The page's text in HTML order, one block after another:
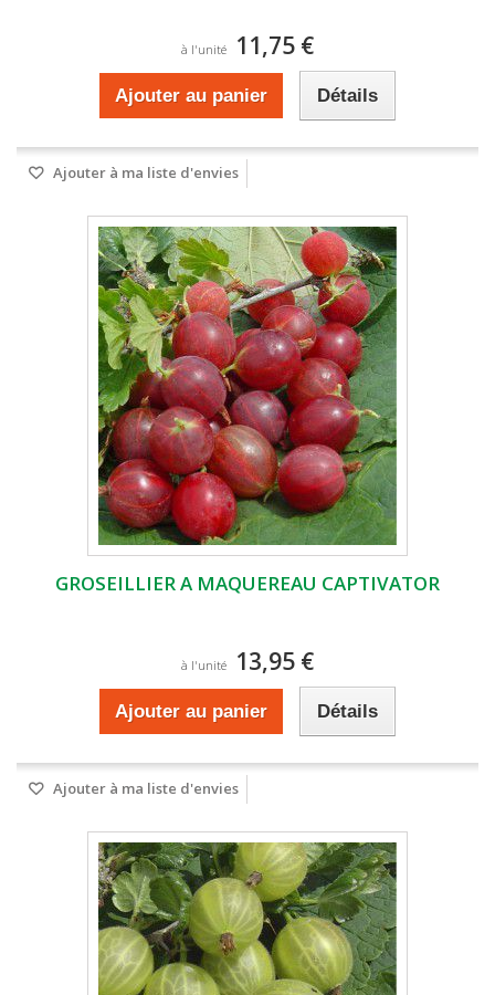
à l'unité 11,75 €
Ajouter au panier Détails
Ajouter à ma liste d'envies
GROSEILLIER A MAQUEREAU CAPTIVATOR
à l'unité 13,95 €
Ajouter au panier Détails
Ajouter à ma liste d'envies